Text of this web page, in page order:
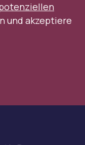
und akzeptiere